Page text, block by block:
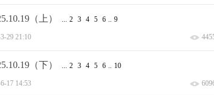
（上） ... 2 3 4 5 6 .. 9
29 21:10
（下） ... 2 3 4 5 6 .. 10
17 14:53